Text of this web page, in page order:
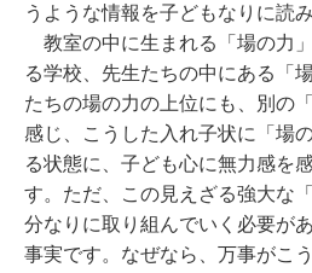
うような情報を子どもなりに読
教室の中に生まれる「場の力
る学校、先生たちの中にある「
たちの場の力の上位にも、別の
感じ、こうした入れ子状に「場
る状態に、子ども心に無力感を
す。ただ、この見えざる強大な
分なりに取り組んでいく必要が
事実です。なぜなら、万事がこ